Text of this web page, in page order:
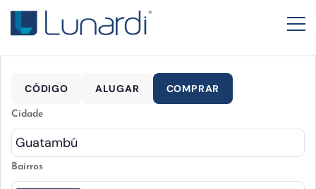
CÓDIGO ALUGAR COMPRAR
Cidade
Bairros